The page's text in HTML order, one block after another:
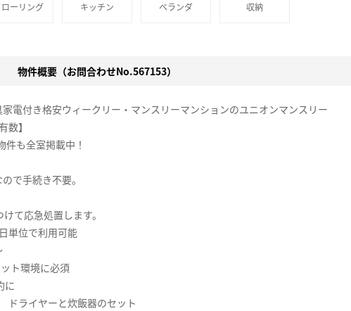
ローリング キッチン ベランダ 収納
物件概要（お問合わせNo.567153）
電付き格安ウィークリー・マンスリーマンションのユニオンマンスリー
数】
も全室掲載中！
で手続き不要。
て応急処置します。
単位で利用可能
ト環境に必須
に
ライヤーと炊飯器のセット